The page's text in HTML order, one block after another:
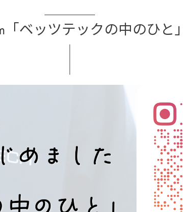
「ベッツテックの中のひと